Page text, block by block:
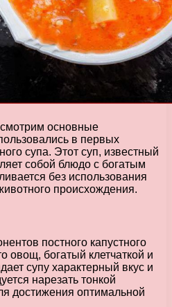
основные
в первых
супа. Этот суп, известный
собой блюдо с богатым
без использования
происхождения.
постного капустного
овощ, богатый клетчаткой и
супу характерный вкус и
нарезать тонкой
достижения оптимальной